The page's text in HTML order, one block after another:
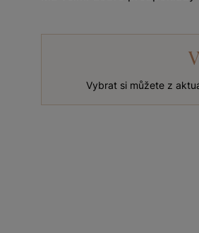
Vybrat si můžete z